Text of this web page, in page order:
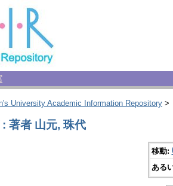
University Academic Information Repository >
著者 山元, 珠代
移動:
ある